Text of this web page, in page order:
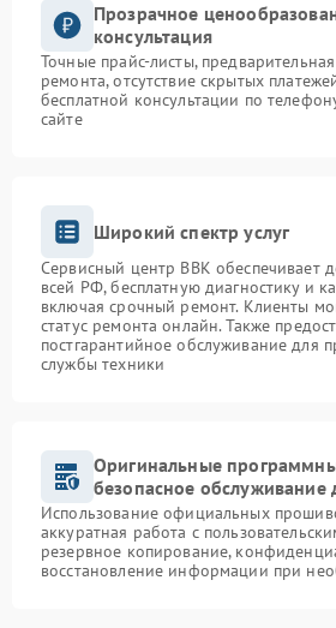
Прозрачное
консультация
Точные прайс-листы,
ремонта, отсутствие скрытых
бесплатной консультации по
сайте
Широкий спектр услуг
Сервисный центр BBK обеспечивает
всей РФ, бесплатную диагностику и
включая срочный ремонт. Клиенты
статус ремонта онлайн. Также
постгарантийное обслуживание для
службы техники
Оригинальные
безопасное обслуживание
Использование официальных
аккуратная работа с
резервное копирование,
восстановление информации при